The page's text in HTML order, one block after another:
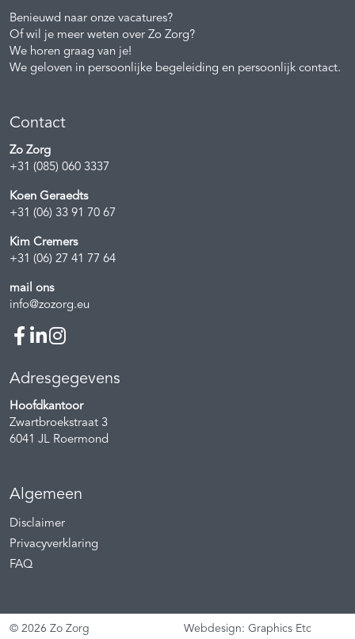
Benieuwd naar onze vacatures?
Of wil je meer weten over Zo Zorg?
We horen graag van je!
We geloven in persoonlijke begeleiding en persoonlijk contact.
Contact
Zo Zorg
+31 (085) 060 3337
Koen Geraedts
+31 (06) 33 91 70 67
Kim Cremers
+31 (06) 27 41 77 64
mail ons
info@zozorg.eu
Adresgegevens
Hoofdkantoor
Zwartbroekstraat 3
6041 JL Roermond
Algemeen
Disclaimer
Privacyverklaring
FAQ
© 2026 Zo Zorg Webdesign: Graphics Etc